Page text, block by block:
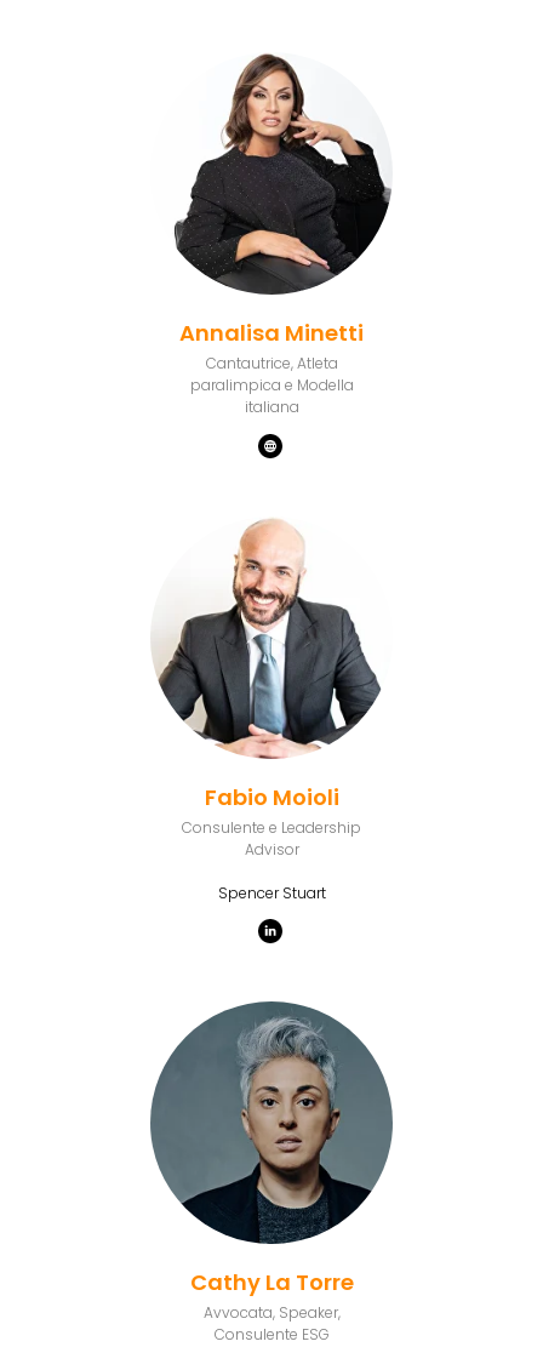
Annalisa Minetti
Cantautrice, Atleta
paralimpica e Modella
italiana
Fabio Moioli
Consulente e Leadership
Advisor
Spencer Stuart
Cathy La Torre
Avvocata, Speaker,
Consulente ESG